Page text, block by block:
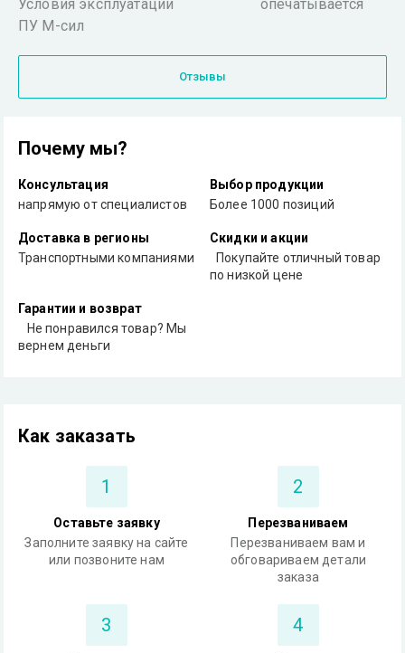
Условия эксплуатации опечатывается
ПУ М-сил
Отзывы
Почему мы?
Консультация
напрямую от специалистов
Выбор продукции
Более 1000 позиций
Доставка в регионы
Транспортными компаниями
Скидки и акции
Покупайте отличный товар
по низкой цене
Гарантии и возврат
Не понравился товар? Мы
вернем деньги
Как заказать
1
Оставьте заявку
Заполните заявку на сайте
или позвоните нам
2
Перезваниваем
Перезваниваем вам и
обговариваем детали
заказа
3 4